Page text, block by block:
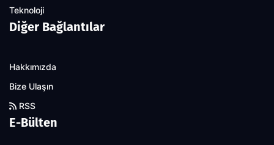
Teknoloji
Diğer Bağlantılar
Hakkımızda
Bize Ulaşın
RSS
E-Bülten